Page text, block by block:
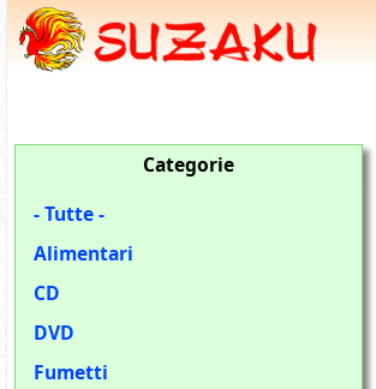
Categorie
- Tutte -
Alimentari
CD
DVD
Fumetti